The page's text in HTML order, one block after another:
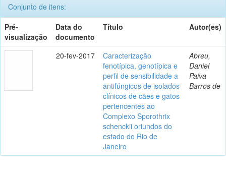
Conjunto de itens:
Pré-
visualização
Data do
documento
Título Autor(es)
20-fev-2017
Caracterização
fenotípica, genotípica e
perfil de sensibilidade a
antifúngicos de isolados
clínicos de cães e gatos
pertencentes ao
Complexo Sporothrix
schenckii oriundos do
estado do Rio de
Janeiro
Abreu,
Daniel
Paiva
Barros de